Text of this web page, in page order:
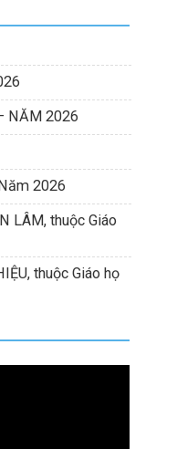
NĂM 2026
2026
LÂM, thuộc Giáo
thuộc Giáo họ